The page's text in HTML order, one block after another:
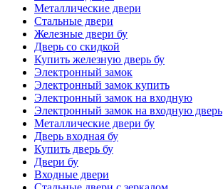
Металлические двери
Стальные двери
Железные двери бу
Дверь со скидкой
Купить железную дверь бу
Электронный замок
Электронный замок купить
Электронный замок на входную
Электронный замок на входную дверь
Металлические двери бу
Дверь входная бу
Купить дверь бу
Двери бу
Входные двери